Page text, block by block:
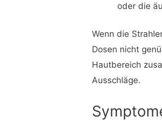
oder die
Wenn die
Dosen nicht
Hautbereich
Ausschläge.